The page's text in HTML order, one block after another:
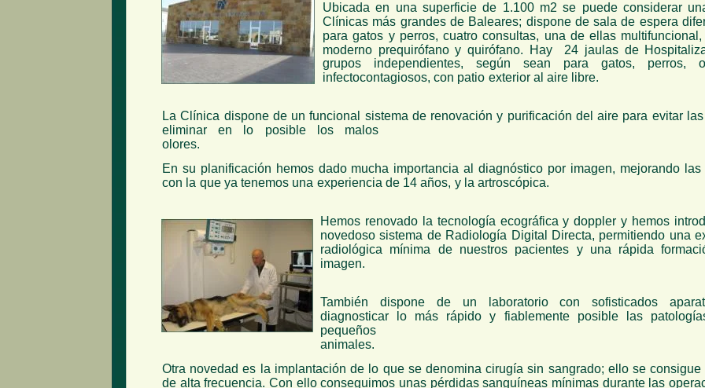
Ubicada en una superficie de 1.100 m2 se puede considerar
Clínicas más grandes de Baleares; dispone de sala de espera
para gatos y perros, cuatro consultas, una de ellas
moderno prequirófano y quirófano. Hay 24 jaulas de
grupos independientes, según sean para gatos, perros,
infectocontagiosos, con patio exterior al aire libre.
La Clínica dispone de un funcional sistema de renovación y purificación del aire para evitar
eliminar en lo posible los malos
olores.
En su planificación hemos dado mucha importancia al diagnóstico por imagen, mejorando
con la que ya tenemos una experiencia de 14 años, y la artroscópica.
Hemos renovado la tecnología ecográfica y doppler y hemos
novedoso sistema de Radiología Digital Directa, permitiendo una
radiológica mínima de nuestros pacientes y una rápida
imagen.
También dispone de un laboratorio con sofisticados
diagnosticar lo más rápido y fiablemente posible las
pequeños
animales.
Otra novedad es la implantación de lo que se denomina cirugía sin sangrado; ello se
de alta frecuencia. Con ello conseguimos unas pérdidas sanguíneas mínimas durante las